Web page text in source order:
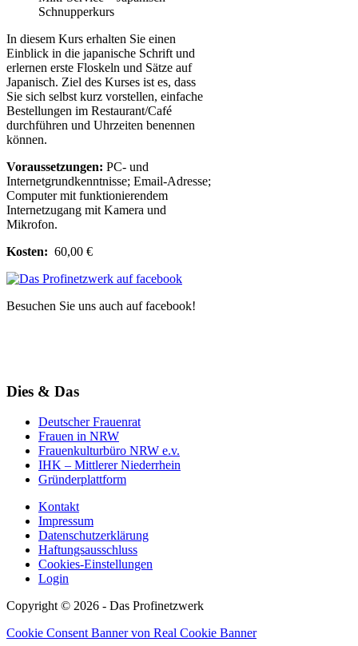
Schnupperkurs
In diesem Kurs erhalten Sie einen
Einblick in die japanische Schrift und
erlernen erste Floskeln und Sätze auf
Japanisch. Ziel des Kurses ist es, dass
Sie sich selbst kurz vorstellen, einfache
Bestellungen im Restaurant/Café
durchführen und Uhrzeiten benennen
können.
Voraussetzungen: PC- und
Internetgrundkenntnisse; Email-Adresse;
Computer mit funktionierendem
Internetzugang mit Kamera und
Mikrofon.
Kosten: 60,00 €
Besuchen Sie uns auch auf facebook!
Dies & Das
Deutscher Frauenrat
Frauen in NRW
Frauenkulturbüro NRW e.v.
IHK – Mittlerer Niederrhein
Gründerplattform
Kontakt
Impressum
Datenschutzerklärung
Haftungsausschluss
Cookies-Einstellungen
Login
Copyright © 2026 - Das Profinetzwerk
Cookie Consent Banner von Real Cookie Banner